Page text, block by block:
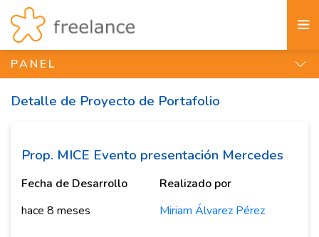
PANEL
Detalle de Proyecto de Portafolio
Prop. MICE Evento presentación Mercedes
Fecha de Desarrollo
hace 8 meses
Realizado por
Miriam Álvarez Pérez